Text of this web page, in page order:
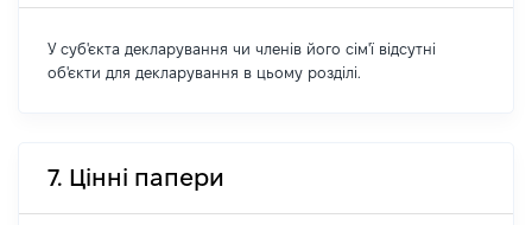
У суб'єкта декларування чи членів його сім'ї відсутні
об'єкти для декларування в цьому розділі.
7. Цінні папери